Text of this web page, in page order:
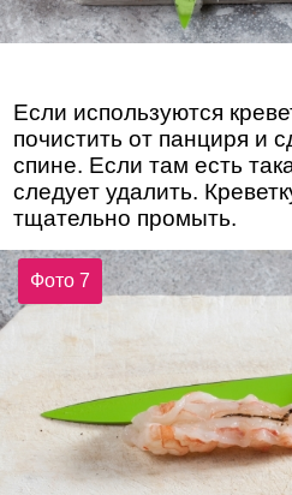
Если используются
почистить от панциря и
спине. Если там есть
следует удалить.
тщательно промыть.
Фото 7